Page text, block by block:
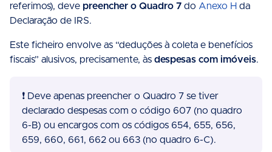
referimos), deve preencher o Quadro 7 do Anexo H da
Declaração de IRS.
Este ficheiro envolve as “deduções à coleta e benefícios
fiscais” alusivos, precisamente, às despesas com imóveis.
❗️ Deve apenas preencher o Quadro 7 se tiver
declarado despesas com o código 607 (no quadro
6-B) ou encargos com os códigos 654, 655, 656,
659, 660, 661, 662 ou 663 (no quadro 6-C).